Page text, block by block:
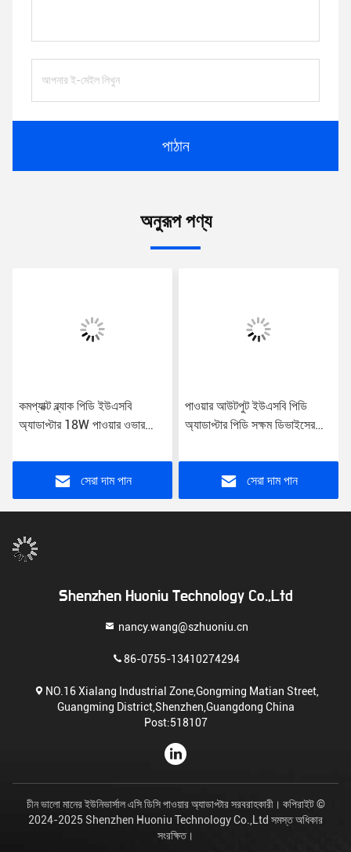
পাঠান
অনুরূপ পণ্য
কমপ্যাক্ট ব্ল্যাক পিডি ইউএসবি
অ্যাডাপ্টার 18W পাওয়ার ওভার
সেরা দাম পান
পাওয়ার আউটপুট ইউএসবি পিডি
অ্যাডাপ্টার পিডি সক্ষম ডিভাইসের
অ্যাডাপ্টার সুরক্ষা প্রত্যয়িত
সেরা দাম পান
Shenzhen Huoniu Technology Co.,Ltd
nancy.wang@szhuoniu.cn
86-0755-13410274294
NO.16 Xialang Industrial Zone,Gongming Matian Street,
Guangming District,Shenzhen,Guangdong China
Post:518107
চীন ভালো মানের ইউনিভার্সাল এসি ডিসি পাওয়ার অ্যাডাপ্টার সরবরাহকারী। কপিরাইট ©
2024-2025 Shenzhen Huoniu Technology Co.,Ltd সমস্ত অধিকার
সংরক্ষিত।